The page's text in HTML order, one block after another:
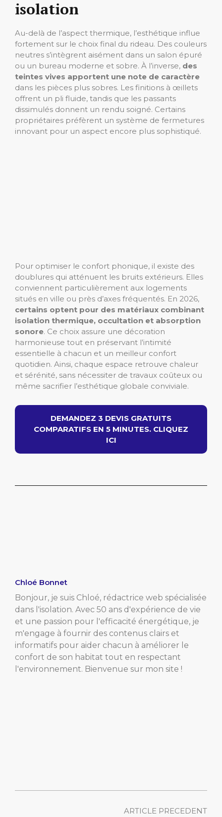
isolation
Au-delà de l’aspect thermique, l’esthétique influe
fortement sur le choix final du rideau. Des couleurs
neutres s’intègrent aisément dans un salon épuré
ou un bureau moderne et sobre. À l’inverse, des
teintes vives apportent une note de caractère
dans les pièces plus sobres. Les finitions à œillets
offrent un pli fluide, tandis que les passants
dissimulés donnent un rendu soigné. Certains
propriétaires préfèrent un système de fermetures
innovant pour un aspect encore plus sophistiqué.
Pour optimiser le confort phonique, il existe des
doublures qui atténuent les bruits extérieurs. Elles
conviennent particulièrement aux logements
situés en ville ou près d’axes fréquentés. En 2026,
certains optent pour des matériaux combinant
isolation thermique, occultation et absorption
sonore. Ce choix assure une décoration
harmonieuse tout en préservant l’intimité
essentielle à chacun et un meilleur confort
quotidien. Ainsi, chaque espace retrouve chaleur
et sérénité, sans nécessiter de travaux coûteux ou
même sacrifier l’esthétique globale conviviale.
DEMANDEZ 3 DEVIS GRATUITS
COMPARATIFS EN 5 MINUTES. CLIQUEZ
ICI
Chloé Bonnet
Bonjour, je suis Chloé, rédactrice web spécialisée
dans l'isolation. Avec 50 ans d'expérience de vie
et une passion pour l'efficacité énergétique, je
m'engage à fournir des contenus clairs et
informatifs pour aider chacun à améliorer le
confort de son habitat tout en respectant
l'environnement. Bienvenue sur mon site !
ARTICLE PRECEDENT